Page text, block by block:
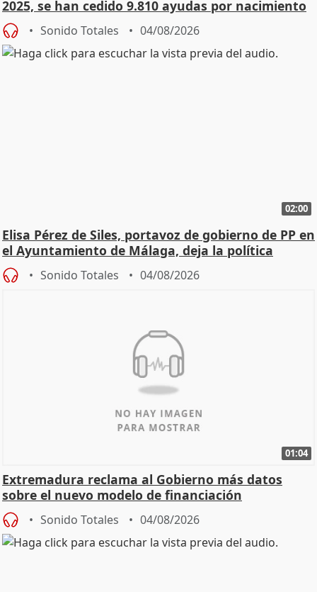
2025, se han cedido 9.810 ayudas por nacimiento
Sonido Totales 04/08/2026
02:00
Elisa Pérez de Siles, portavoz de gobierno de PP en
el Ayuntamiento de Málaga, deja la política
Sonido Totales 04/08/2026
01:04
Extremadura reclama al Gobierno más datos
sobre el nuevo modelo de financiación
Sonido Totales 04/08/2026